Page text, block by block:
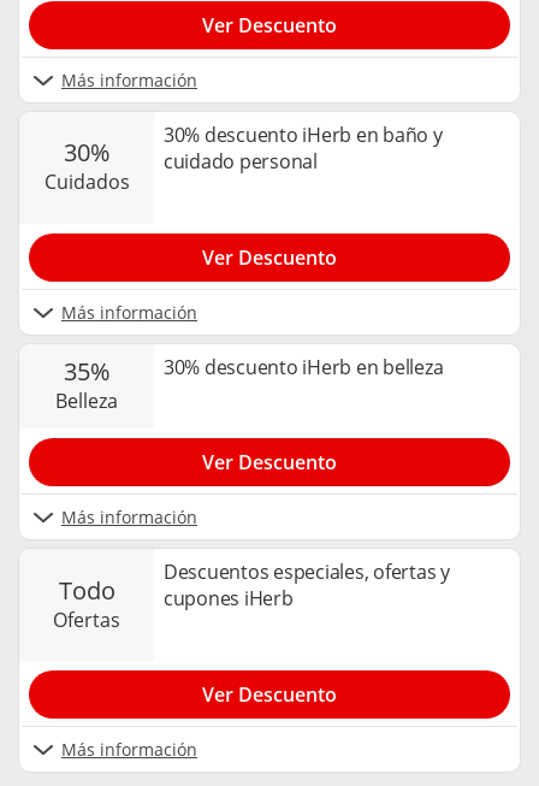
Más información
Ver Descuento
30%
cuidados
30% descuento iHerb en baño y
cuidado personal
Más información
Ver Descuento
35%
belleza
30% descuento iHerb en belleza
Más información
Ver Descuento
todo
ofertas
Descuentos especiales, ofertas y
cupones iHerb
Más información
Ver Descuento